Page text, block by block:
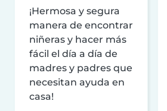
¡Hermosa y segura
manera de encontrar
niñeras y hacer más
fácil el día a día de
madres y padres que
necesitan ayuda en
casa!